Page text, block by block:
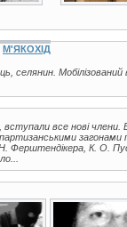
М'ЯКОХІД
селянин.
все нові члени.
Ферштендікера, К. О.